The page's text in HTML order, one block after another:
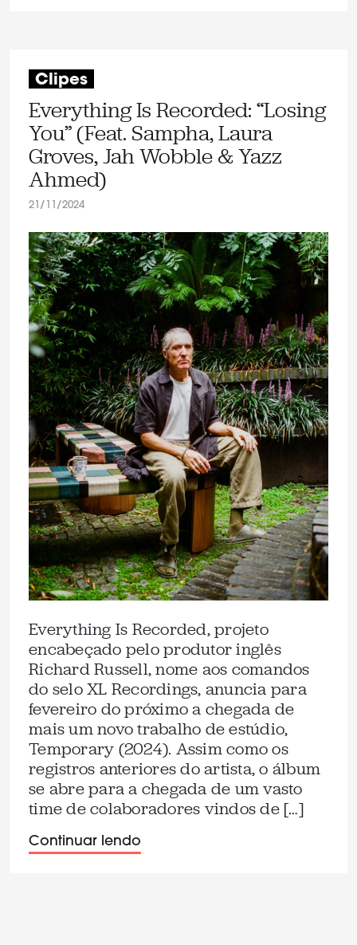
Clipes
Everything Is Recorded: “Losing
You” (Feat. Sampha, Laura
Groves, Jah Wobble & Yazz
Ahmed)
21/11/2024
Everything Is Recorded, projeto
encabeçado pelo produtor inglês
Richard Russell, nome aos comandos
do selo XL Recordings, anuncia para
fevereiro do próximo a chegada de
mais um novo trabalho de estúdio,
Temporary (2024). Assim como os
registros anteriores do artista, o álbum
se abre para a chegada de um vasto
time de colaboradores vindos de […]
Continuar lendo